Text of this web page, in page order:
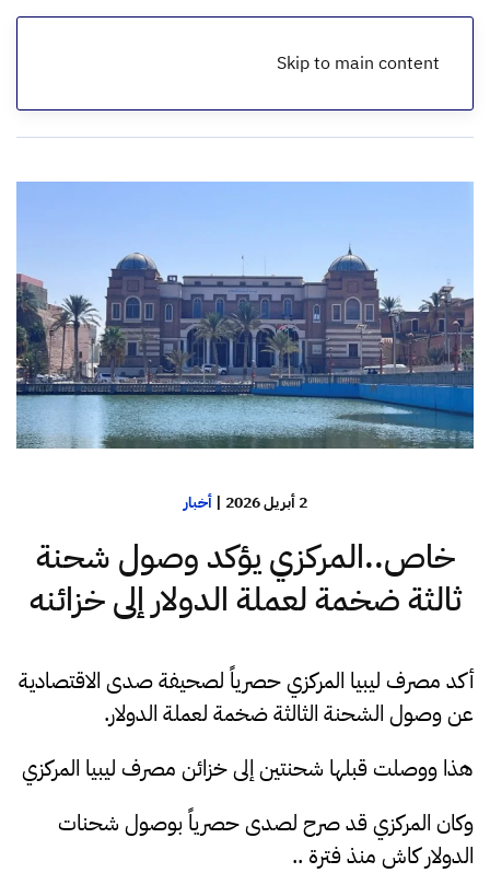
Skip to main content
الرئيسية
2 أبريل 2026 |أخبار
خاص..المركزي يؤكد وصول شحنة
ثالثة ضخمة لعملة الدولار إلى خزائنه
أكد مصرف ليبيا المركزي حصرياً لصحيفة صدى الاقتصادية
عن وصول الشحنة الثالثة ضخمة لعملة الدولار.
هذا ووصلت قبلها شحنتين إلى خزائن مصرف ليبيا المركزي
وكان المركزي قد صرح لصدى حصرياً بوصول شحنات
الدولار كاش منذ فترة ..